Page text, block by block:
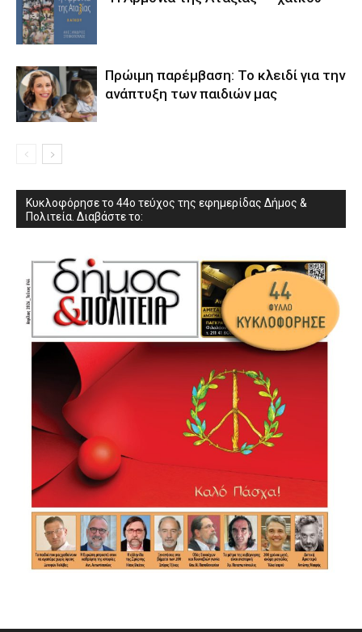
Πρώιμη παρέμβαση: Το κλειδί για την
ανάπτυξη των παιδιών µας
Κυκλοφόρησε το 44ο τεύχος της εφημερίδας Δήμος &
Πολιτεία. Διαβάστε το: